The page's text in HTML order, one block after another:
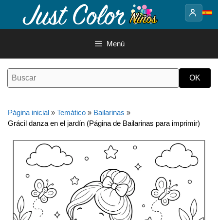
contenido
Menú
Página inicial » Temático » Bailarinas »
Grácil danza en el jardín (Página de Bailarinas para imprimir)